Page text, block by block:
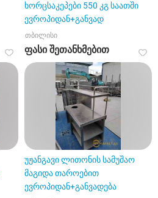
ხორცსაკეპები 550 კგ საათში
ევროპიდან+განვად
თბილისი
ფასი შეთანხმებით
უჟანგავი ლითონის სამუშაო
მაგიდა თაროებით
ევროპიდან+განვადება